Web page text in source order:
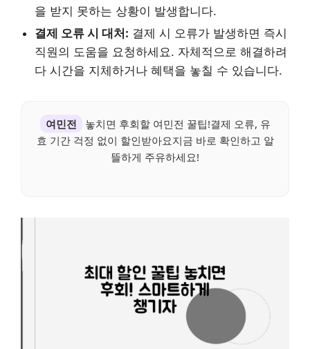
을 받지 못하는 상황이 발생합니다.
결제 오류 시 대처: 결제 시 오류가 발생하면 즉시
직원의 도움을 요청하세요. 자체적으로 해결하려
다 시간을 지체하거나 혜택을 놓칠 수 있습니다.
여민전
놓치면 후회할 여민전 꿀팁!결제 오류, 유
효 기간 걱정 없이 할인받아요지금 바로 확인하고 알
뜰하게 주유하세요!